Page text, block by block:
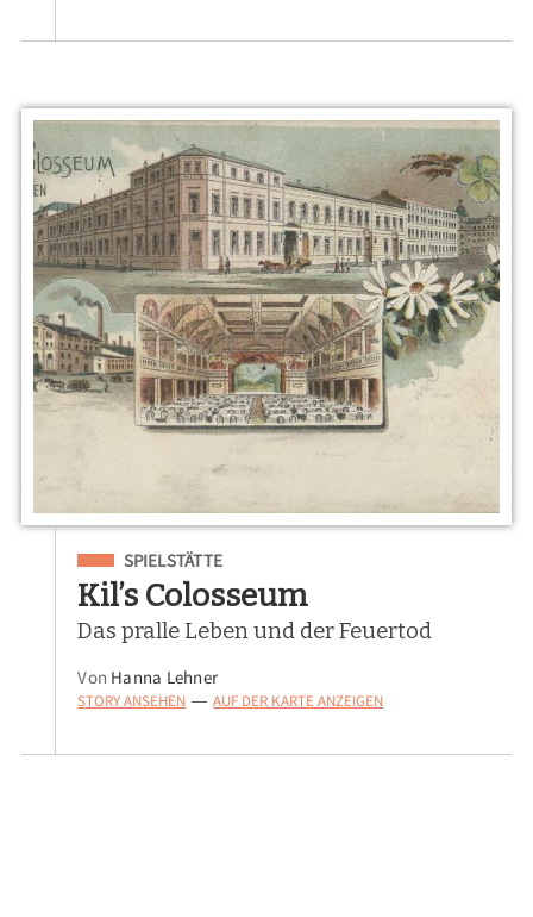
Eingeordnet unter
SPIELSTÄTTE
Kil’s Colosseum
Das pralle Leben und der Feuertod
Von Hanna Lehner
STORY ANSEHEN — AUF DER KARTE ANZEIGEN